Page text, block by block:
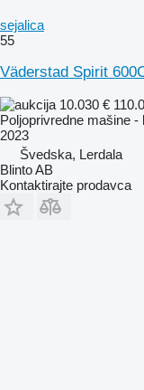
sejalica
55
Väderstad Spirit
10.030 €
Poljoprivredne mašine
2023
Švedska, Lerdala
Blinto AB
Kontaktirajte prodavca